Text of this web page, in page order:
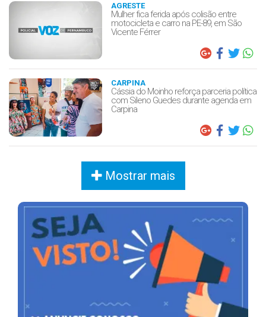
AGRESTE
Mulher fica ferida após colisão entre
motocicleta e carro na PE-89, em São
Vicente Férrer
CARPINA
Cássia do Moinho reforça parceria política
com Sileno Guedes durante agenda em
Carpina
Mostrar mais